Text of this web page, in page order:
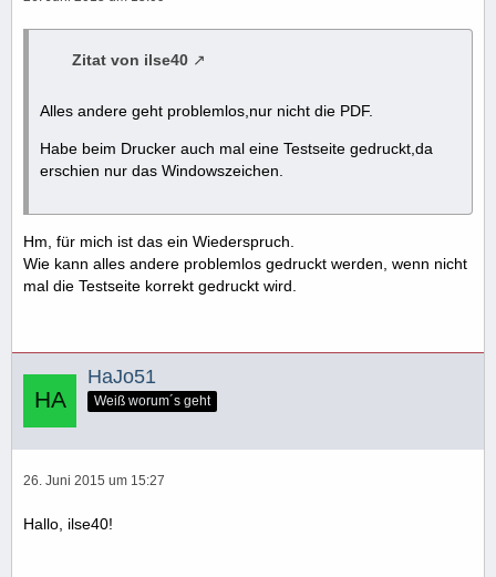
Zitat von ilse40
Alles andere geht problemlos,nur nicht die PDF.
Habe beim Drucker auch mal eine Testseite gedruckt,da
erschien nur das Windowszeichen.
Hm, für mich ist das ein Wiederspruch.
Wie kann alles andere problemlos gedruckt werden, wenn nicht
mal die Testseite korrekt gedruckt wird.
HaJo51
Weiß worum´s geht
26. Juni 2015 um 15:27
Hallo, ilse40!